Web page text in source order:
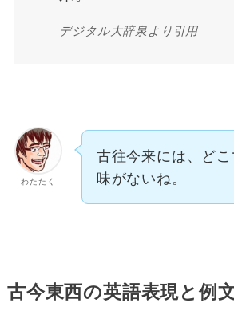
デジタル大辞泉より引用
わたたく
古往今来には、ど
味がないね。
古今東西の英語表現と例